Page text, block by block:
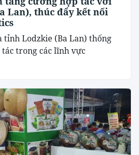
Lan), thúc đẩy kết nối
tỉnh Lodzkie (Ba Lan) thống
trong các lĩnh vực